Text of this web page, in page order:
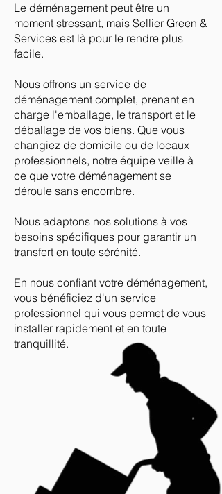
Le déménagement peut être un
moment stressant, mais Sellier Green &
Services est là pour le rendre plus
facile.
Nous offrons un service de
déménagement complet, prenant en
charge l'emballage, le transport et le
déballage de vos biens. Que vous
changiez de domicile ou de locaux
professionnels, notre équipe veille à
ce que votre déménagement se
déroule sans encombre.
Nous adaptons nos solutions à vos
besoins spécifiques pour garantir un
transfert en toute sérénité.
En nous confiant votre déménagement,
vous bénéficiez d'un service
professionnel qui vous permet de vous
installer rapidement et en toute
tranquillité.